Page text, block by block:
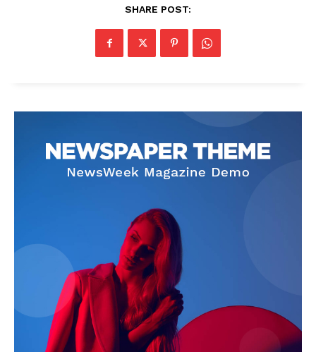
News Week
Magazine PRO
SHARE POST: